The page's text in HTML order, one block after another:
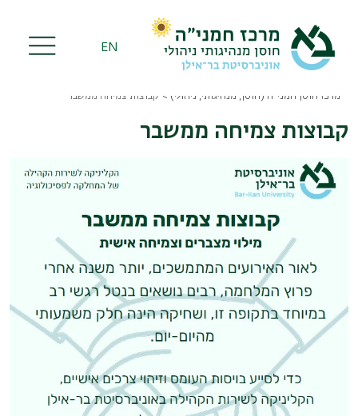
main
content
EN
מרכז חוסן חמני"ה (חוסן, מנהיגותי, ניהולי) קבוצות צמיחה ממשבר
קבוצות צמיחה ממשבר